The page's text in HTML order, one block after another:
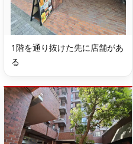
1階を通り抜けた先に店舗があ
る